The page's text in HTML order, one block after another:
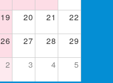
19 20 21
22
26 27 28
29
2 3 4 5